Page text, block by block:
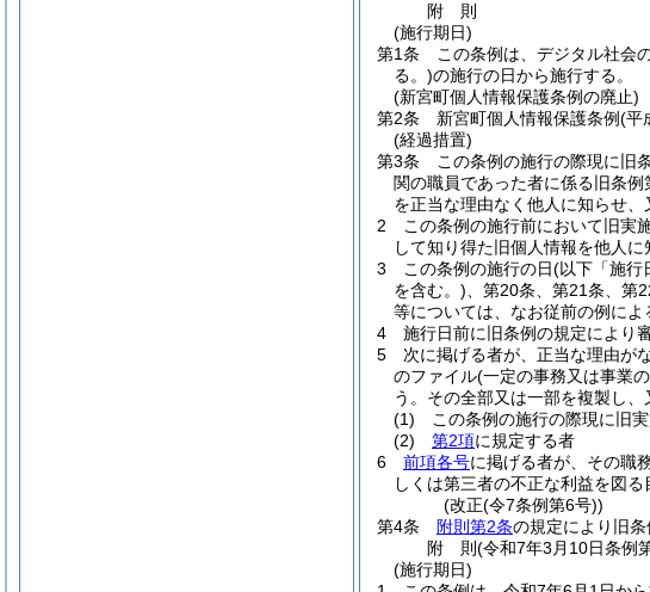
附 則
(施行期日)
第1条
この条例は、デジタル社会
る。)の施行の日から施行する。
(新宮町個人情報保護条例の廃止)
第2条
新宮町個人情報保護条例(平
(経過措置)
第3条
この条例の施行の際現に旧
関の職員であった者に係る旧条
を正当な理由なく他人に知らせ
2
この条例の施行前において旧実
して知り得た旧個人情報を他人
3
この条例の施行の日(以下「施行
を含む。) 、第20条、第21条、
等については、なお従前の例によ
4
施行日前に旧条例の規定により
5
次に掲げる者が、正当な理由が
のファイル(一定の事務又は事業
う。その全部又は一部を複製し
(1)
この条例の施行の際現に旧
(2)
第2項に規定する者
6
前項各号に掲げる者が、その職
しくは第三者の不正な利益を図
(改正(令7条例第6号))
第4条
附則第2条の規定により旧
附 則(令和7年3月10日条例
(施行期日)